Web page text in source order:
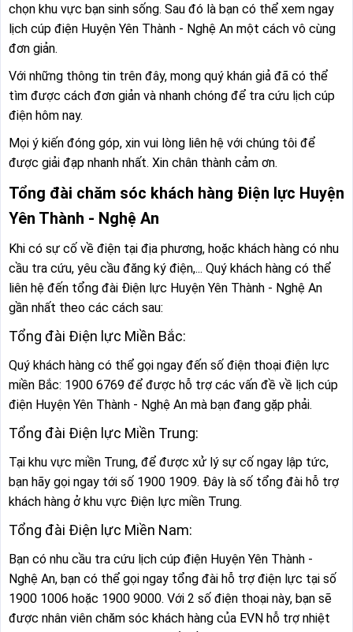
chọn khu vực bạn sinh sống. Sau đó là bạn có thể xem ngay
lịch cúp điện Huyện Yên Thành - Nghệ An một cách vô cùng
đơn giản.
Với những thông tin trên đây, mong quý khán giả đã có thể
tìm được cách đơn giản và nhanh chóng để tra cứu lịch cúp
điện hôm nay.
Mọi ý kiến đóng góp, xin vui lòng liên hệ với chúng tôi để
được giải đạp nhanh nhất. Xin chân thành cảm ơn.
Tổng đài chăm sóc khách hàng Điện lực Huyện
Yên Thành - Nghệ An
Khi có sự cố về điện tại địa phương, hoặc khách hàng có nhu
cầu tra cứu, yêu cầu đăng ký điện,... Quý khách hàng có thể
liên hệ đến tổng đài Điện lực Huyện Yên Thành - Nghệ An
gần nhất theo các cách sau:
Tổng đài Điện lực Miền Bắc:
Quý khách hàng có thể gọi ngay đến số điện thoại điện lực
miền Bắc: 1900 6769 để được hỗ trợ các vấn đề về lịch cúp
điện Huyện Yên Thành - Nghệ An mà bạn đang gặp phải.
Tổng đài Điện lực Miền Trung:
Tại khu vực miền Trung, để được xử lý sự cố ngay lập tức,
bạn hãy gọi ngay tới số 1900 1909. Đây là số tổng đài hỗ trợ
khách hàng ở khu vực Điện lực miền Trung.
Tổng đài Điện lực Miền Nam:
Bạn có nhu cầu tra cứu lịch cúp điện Huyện Yên Thành -
Nghệ An, bạn có thể gọi ngay tổng đài hỗ trợ điện lực tại số
1900 1006 hoặc 1900 9000. Với 2 số điện thoại này, bạn sẽ
được nhân viên chăm sóc khách hàng của EVN hỗ trợ nhiệt